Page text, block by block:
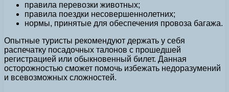
правила перевозки животных;
правила поездки несовершеннолетних;
нормы, принятые для обеспечения провоза багажа.
Опытные туристы рекомендуют держать у себя
распечатку посадочных талонов с прошедшей
регистрацией или обыкновенный билет. Данная
осторожностью сможет помочь избежать недоразумений
и всевозможных сложностей.